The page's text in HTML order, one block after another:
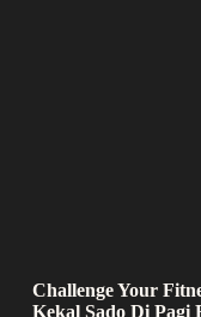
Challenge Your
Kekal Sado Di Pagi